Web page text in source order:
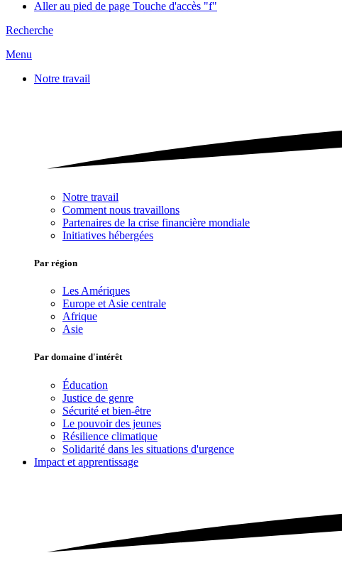
Aller au pied de page Touche d'accès "f"
Recherche
Menu
Notre travail
Notre travail
Comment nous travaillons
Partenaires de la crise financière mondiale
Initiatives hébergées
Par région
Les Amériques
Europe et Asie centrale
Afrique
Asie
Par domaine d'intérêt
Éducation
Justice de genre
Sécurité et bien-être
Le pouvoir des jeunes
Résilience climatique
Solidarité dans les situations d'urgence
Impact et apprentissage